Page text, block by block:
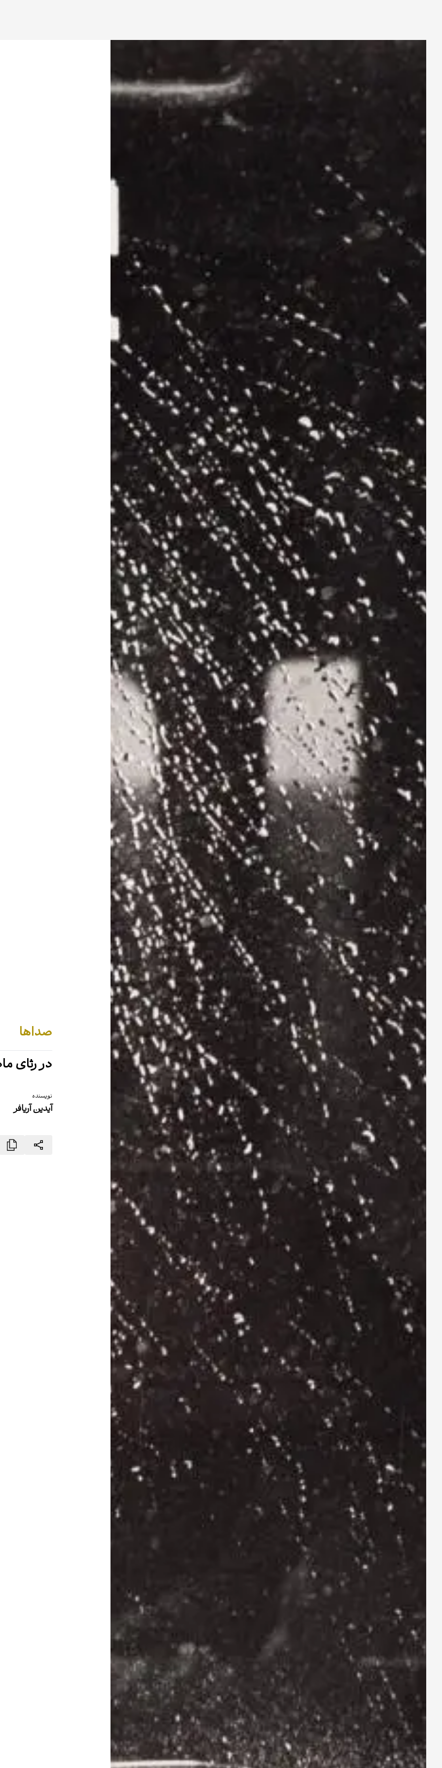
صداها
در رثای
نویسنده
آیدین آریافر